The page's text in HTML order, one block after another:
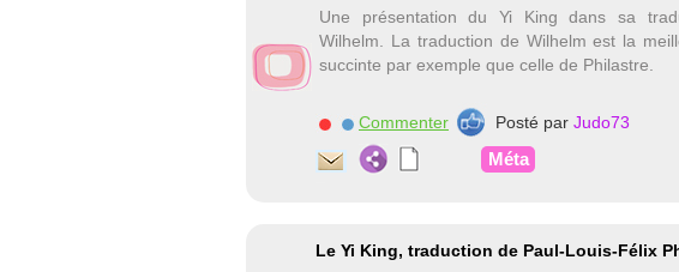
Une présentation du Yi King dans sa
Wilhelm. La traduction de Wilhelm est la
succinte par exemple que celle de Philastre.
Commenter Posté par Judo73
Méta
Le Yi King, traduction de Paul-Louis-Félix